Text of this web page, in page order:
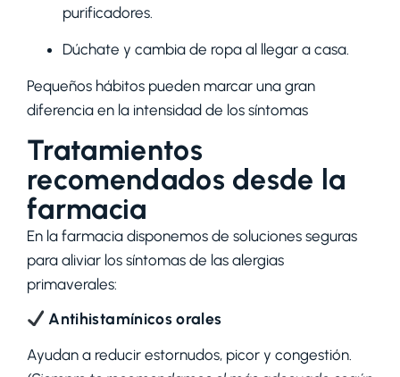
purificadores.
Dúchate y cambia de ropa al llegar a casa.
Pequeños hábitos pueden marcar una gran
diferencia en la intensidad de los síntomas
Tratamientos
recomendados desde la
farmacia
En la farmacia disponemos de soluciones seguras
para aliviar los síntomas de las alergias
primaverales:
Antihistamínicos orales
Ayudan a reducir estornudos, picor y congestión.